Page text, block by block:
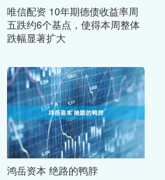
唯信配资 10年期德债收益率周
五跌约6个基点，使得本周整体
跌幅显著扩大
鸿岳资本 绝路的鸭脖